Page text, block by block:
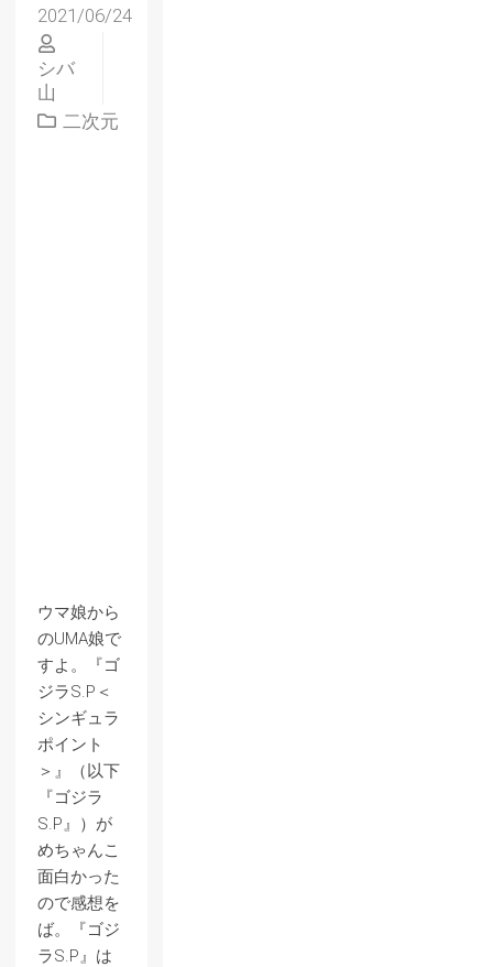
2021/06/24
シバ
山
二次元
ウマ娘から
のUMA娘で
すよ。『ゴ
ジラS.P＜
シンギュラ
ポイント
＞』（以下
『ゴジラ
S.P』）が
めちゃんこ
面白かった
ので感想を
ば。『ゴジ
ラS.P』は